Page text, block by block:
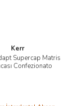
Kerr
Supercap Matris
Confezionato